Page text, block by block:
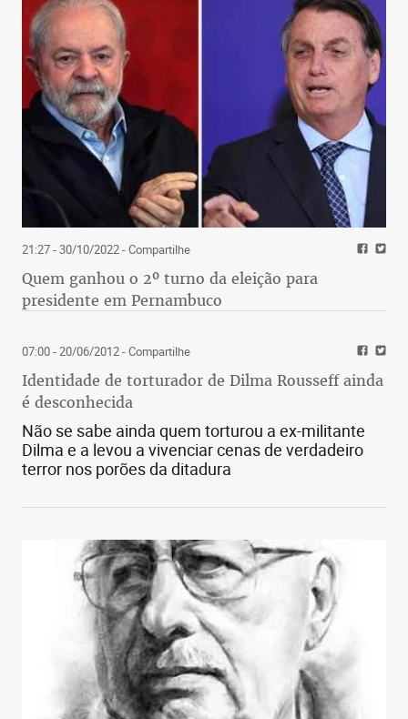
21:27 - 30/10/2022- Compartilhe
Quem ganhou o 2º turno da eleição para
presidente em Pernambuco
07:00 - 20/06/2012- Compartilhe
Identidade de torturador de Dilma Rousseff ainda
é desconhecida
Não se sabe ainda quem torturou a ex-militante
Dilma e a levou a vivenciar cenas de verdadeiro
terror nos porões da ditadura